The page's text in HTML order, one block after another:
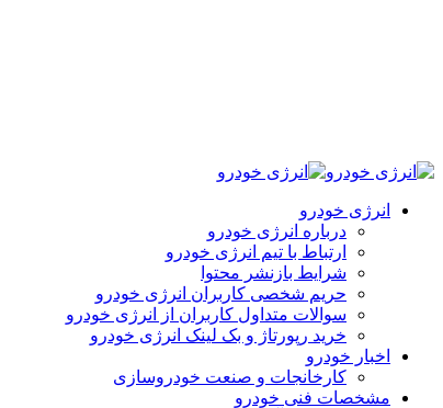
انرژی خودرو
درباره انرژی خودرو
ارتباط با تیم انرژی خودرو
شرایط بازنشر محتوا
حریم شخصی کاربران انرژی خودرو
سوالات متداول کاربران از انرژی خودرو
خرید رپورتاژ و بک لینک انرژی خودرو
اخبار خودرو
کارخانجات و صنعت خودروسازی
مشخصات فنی خودرو